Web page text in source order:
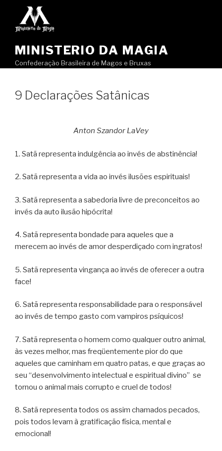
MINISTERIO DA MAGIA
Confederação Brasileira de Magos e Bruxas
9 Declarações Satânicas
Anton Szandor LaVey
1. Satã representa indulgência ao invés de abstinência!
2. Satã representa a vida ao invés ilusões espirituais!
3. Satã representa a sabedoria livre de preconceitos ao
invés da auto ilusão hipócrita!
4. Satã representa bondade para aqueles que a
merecem ao invés de amor desperdiçado com ingratos!
5. Satã representa vingança ao invés de oferecer a outra
face!
6. Satã representa responsabilidade para o responsável
ao invés de tempo gasto com vampiros psíquicos!
7. Satã representa o homem como qualquer outro animal,
às vezes melhor, mas freqüentemente pior do que
aqueles que caminham em quatro patas, e que graças ao
seu “desenvolvimento intelectual e espiritual divino” se
tornou o animal mais corrupto e cruel de todos!
8. Satã representa todos os assim chamados pecados,
pois todos levam à gratificação física, mental e
emocional!